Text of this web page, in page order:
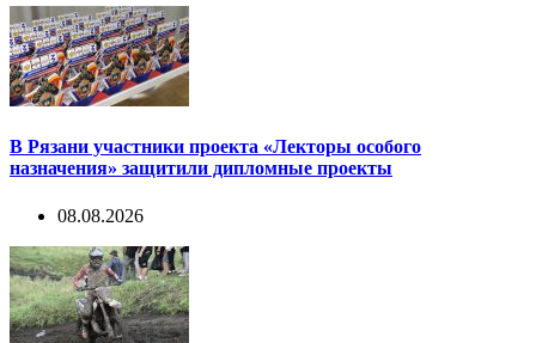
В Рязани участники проекта «Лекторы особого
назначения» защитили дипломные проекты
08.08.2026